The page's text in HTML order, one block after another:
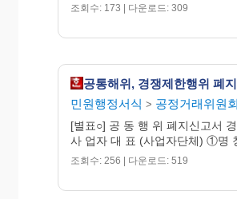
조회수: 173 | 다운로드: 309
공통해위, 경쟁제한행위 폐
민원행정서식 > 공정거래위원회
[별표○] 공 동 행 위 폐지신고서
사 업자 대 표 (사업자단체) ①명
조회수: 256 | 다운로드: 519